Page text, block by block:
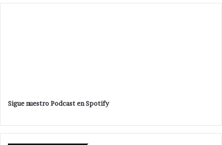
Sigue nuestro Podcast en Spotify